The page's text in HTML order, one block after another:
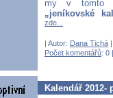
my v tomto
„jeníkovské
zde...
| Autor: Dana Tichá
Počet komentářů: 0
Kalendář 2012-